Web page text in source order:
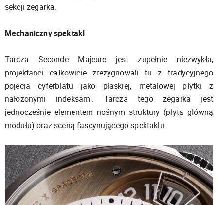
sekcji zegarka.
Mechaniczny spektakl
Tarcza Seconde Majeure jest zupełnie niezwykła,
projektanci całkowicie zrezygnowali tu z tradycyjnego
pojęcia cyferblatu jako płaskiej, metalowej płytki z
nałożonymi indeksami. Tarcza tego zegarka jest
jednocześnie elementem nośnym struktury (płytą główną
modułu) oraz sceną fascynującego spektaklu.